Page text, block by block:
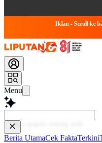
Iklan - Scroll ke
Menu
Baca
Berita UtamaCek FaktaTerkini